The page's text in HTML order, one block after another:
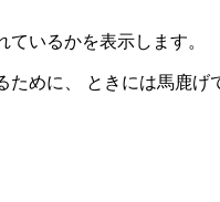
いるかを表示します。
めに、 ときには馬鹿